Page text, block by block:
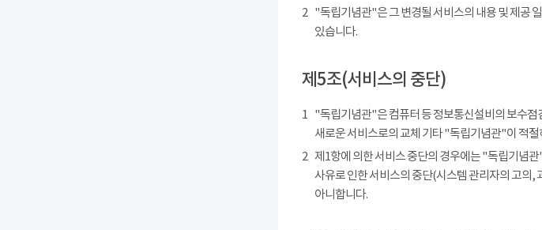
2 "독립기념관"은 그 변경될 서비스의 내용 및 제공
있습니다.
제5조(서비스의 중단)
1 "독립기념관"은 컴퓨터 등 정보통신설비의 보수점
새로운 서비스로의 교체 기타 "독립기념관"이 적
2 제1항에 의한 서비스 중단의 경우에는 "독립기념
사유로 인한 서비스의 중단(시스템 관리자의 고의,
아니합니다.